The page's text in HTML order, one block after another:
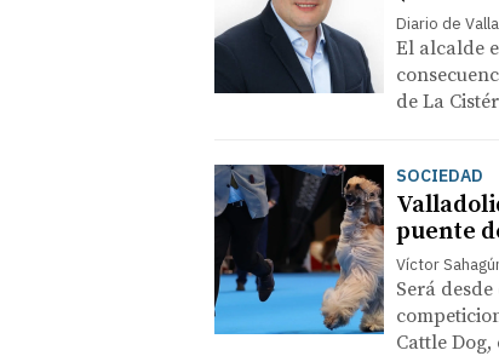
Diario de
El alcalde
de La
SOCIEDAD
puente
Víctor
Será
Cattle